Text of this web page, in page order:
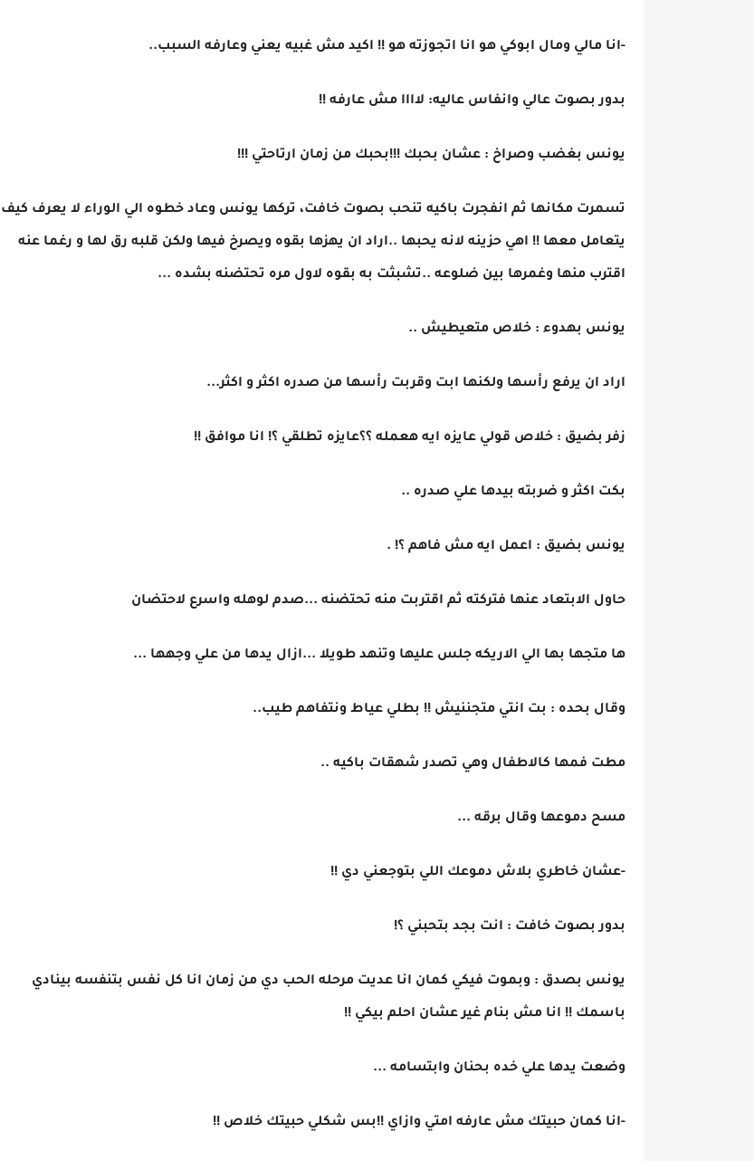
-انا مالي ومال ابوكي هو انا اتجوزته هو !! اكيد مش غبيه يعني وعارفه السبب..
بدور بصوت عالي وانفاس عاليه: لاااا مش عارفه !!
يونس بغضب وصراخ : عشان بحبك !!!بحبك من زمان ارتاحتي !!!
تسمرت مكانها ثم انفجرت باكيه تنحب بصوت خافت، تركها يونس وعاد خطوه الي الوراء لا يعرف كيف
يتعامل معها !! اهي حزينه لانه يحبها ..اراد ان يهزها بقوه ويصرخ فيها ولكن قلبه رق لها و رغما عنه
اقترب منها وغمرها بين ضلوعه ..تشبثت به بقوه لاول مره تحتضنه بشده ...
يونس بهدوء : خلاص متعيطيش ..
اراد ان يرفع رأسها ولكنها ابت وقربت رأسها من صدره اكثر و اكثر...
زفر بضيق : خلاص قولي عايزه ايه هعمله ؟؟عايزه تطلقي ؟! انا موافق !!
بكت اكثر و ضربته بيدها علي صدره ..
يونس بضيق : اعمل ايه مش فاهم ؟! .
حاول الابتعاد عنها فتركته ثم اقتربت منه تحتضنه ...صدم لوهله واسرع لاحتضان
ها متجها بها الي الاريكه جلس عليها وتنهد طويلا ...ازال يدها من علي وجهها ...
وقال بحده : بت انتي متجننيش !! بطلي عياط ونتفاهم طيب..
مطت فمها كالاطفال وهي تصدر شهقات باكيه ..
مسح دموعها وقال برقه ...
-عشان خاطري بلاش دموعك اللي بتوجعني دي !!
بدور بصوت خافت : انت بجد بتحبني ؟!
يونس بصدق : وبموت فيكي كمان انا عديت مرحله الحب دي من زمان انا كل نفس بتنفسه بينادي
باسمك !! انا مش بنام غير عشان احلم بيكي !!
وضعت يدها علي خده بحنان وابتسامه ...
-انا كمان حبيتك مش عارفه امتي وازاي !!بس شكلي حبيتك خلاص !!